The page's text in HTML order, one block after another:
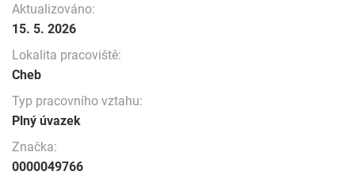
Aktualizováno:
15. 5. 2026
Lokalita pracoviště:
Cheb
Typ pracovního vztahu:
Plný úvazek
Značka:
0000049766